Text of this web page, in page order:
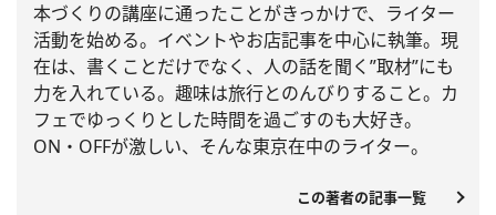
本づくりの講座に通ったことがきっかけで、 ライター
活動を始める。イベントやお店記事を中心に執筆。 現
在は、書くことだけでなく、人の話を聞く”取材”にも
力を入れている。 趣味は旅行とのんびりすること。 カ
フェでゆっくりとした時間を過ごすのも大好き。
ON・OFFが激しい、そんな東京在中のライター。
この著者の記事一覧